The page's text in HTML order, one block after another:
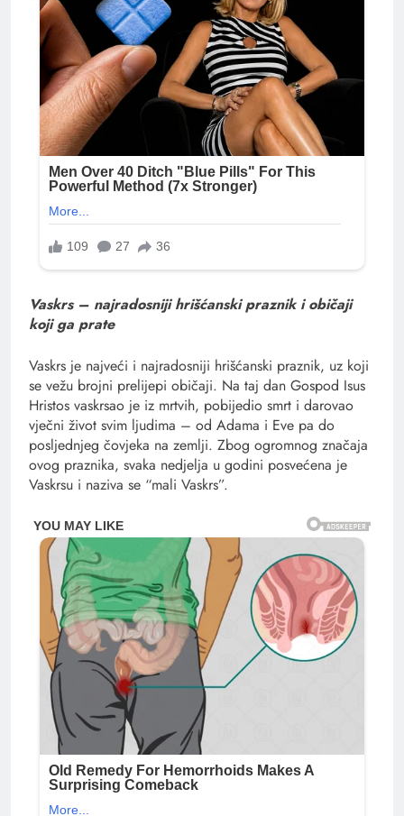
Vaskrs – najradosniji hrišćanski praznik i običaji
koji ga prate
Vaskrs je najveći i najradosniji hrišćanski praznik, uz koji
se vežu brojni prelijepi običaji. Na taj dan Gospod Isus
Hristos vaskrsao je iz mrtvih, pobijedio smrt i darovao
vječni život svim ljudima – od Adama i Eve pa do
posljednjeg čovjeka na zemlji. Zbog ogromnog značaja
ovog praznika, svaka nedjelja u godini posvećena je
Vaskrsu i naziva se “mali Vaskrs”.